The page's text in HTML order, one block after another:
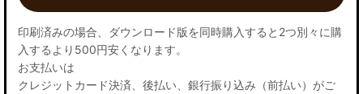
印刷済みの場合、ダウンロード版を同時購入すると2つ別々に購
入するより500円安くなります。
お支払いは
クレジットカード決済、後払い、銀行振り込み（前払い）がご